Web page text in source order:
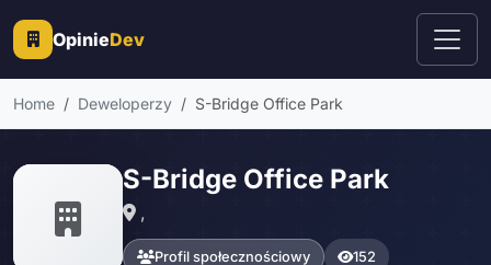
OpinieDev
Home Deweloperzy S-Bridge Office Park
S-Bridge Office Park
,
Profil społecznościowy 152